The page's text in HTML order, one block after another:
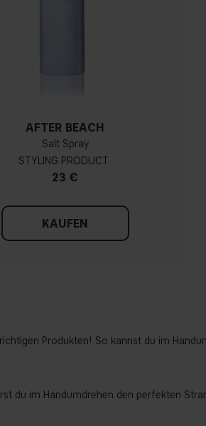
AFTER BEACH
Salt Spray
STYLING PRODUCT
23 €
KAUFEN
Produkten! So kannst du im
du im Handumdrehen den perfekten